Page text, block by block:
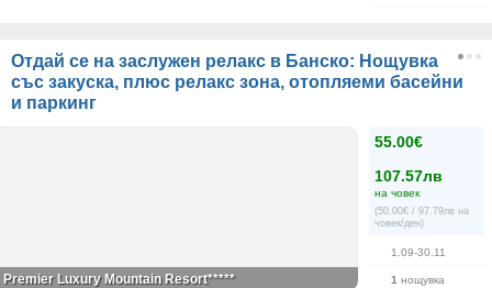
Отдай се на заслужен релакс в Банско: Нощувка
със закуска, плюс релакс зона, отопляеми басейни
и паркинг
55.00€
107.57лв
на човек
(50.00€ / 97.79лв на
човек/ден)
1.09-30.11
1 нощувка
Premier Luxury Mountain Resort*****